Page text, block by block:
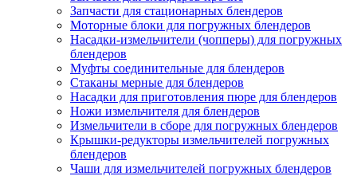
Запчасти для стационарных блендеров
Моторные блоки для погружных блендеров
Насадки-измельчители (чопперы) для погружных
блендеров
Муфты соединительные для блендеров
Стаканы мерные для блендеров
Насадки для приготовления пюре для блендеров
Ножи измельчителя для блендеров
Измельчители в сборе для погружных блендеров
Крышки-редукторы измельчителей погружных
блендеров
Чаши для измельчителей погружных блендеров